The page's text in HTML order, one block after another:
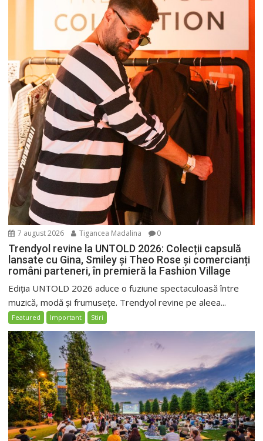
7 august 2026 Tigancea Madalina 0
Trendyol revine la UNTOLD 2026: Colecții capsulă
lansate cu Gina, Smiley și Theo Rose și comercianți
români parteneri, în premieră la Fashion Village
Ediția UNTOLD 2026 aduce o fuziune spectaculoasă între
muzică, modă și frumusețe. Trendyol revine pe aleea...
Featured Important Stiri